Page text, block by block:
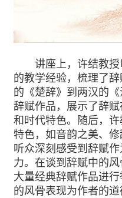
讲座上，许结教授
的教学经验，梳理了
的《楚辞》到两汉的
辞赋作品，展示了辞
和时代特色。随后，
特色，如音韵之美、
听众深刻感受到辞赋
力。在谈到辞赋中的
大量经典辞赋作品进
的风骨表现为作者的